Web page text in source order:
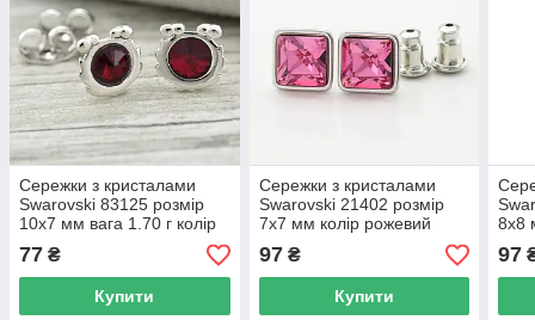
Сережки з кристалами
Swarovski 83125 розмір
10х7 мм вага 1.70 г колір
бордовий позолота Біле
Золото
77 ₴
Купити
Сережки з кристалами
Swarovski 21402 розмір
7х7 мм колір рожевий
97₴
Купити
8х8
97